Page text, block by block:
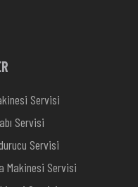
Servisi
Servisi
Servisi
Makinesi Servisi